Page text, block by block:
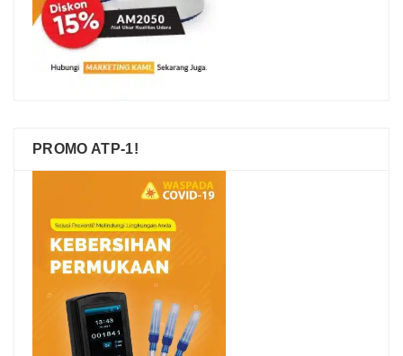
PROMO ATP-1!